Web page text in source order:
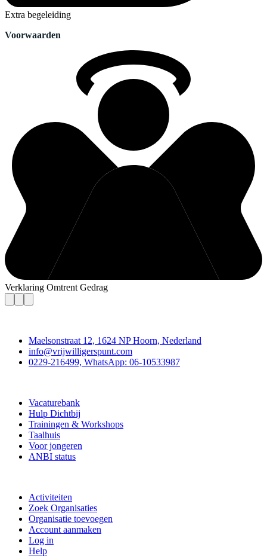
Extra begeleiding
Voorwaarden
Verklaring Omtrent Gedrag
Maelsonstraat 12, 1624 NP Hoorn, Nederland
info@vrijwilligerspunt.com
0229-216499, WhatsApp: 06-10533987
Vacaturebank
Hulp Dichtbij
Trainingen & Workshops
Taalhuis
Voor jongeren
ANBI status
Activiteiten
Zoek Organisaties
Organisatie toevoegen
Account aanmaken
Log in
Help